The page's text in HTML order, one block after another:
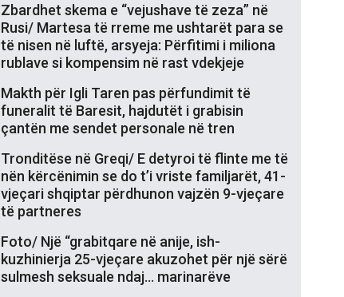
Zbardhet skema e “vejushave të zeza” në
Rusi/ Martesa të rreme me ushtarët para se
të nisen në luftë, arsyeja: Përfitimi i miliona
rublave si kompensim në rast vdekjeje
Makth për Igli Taren pas përfundimit të
funeralit të Baresit, hajdutët i grabisin
çantën me sendet personale në tren
Tronditëse në Greqi/ E detyroi të flinte me të
nën kërcënimin se do t’i vriste familjarët, 41-
vjeçari shqiptar përdhunon vajzën 9-vjeçare
të partneres
Foto/ Një “grabitqare në anije, ish-
kuzhinierja 25-vjeçare akuzohet për një sërë
sulmesh seksuale ndaj… marinarëve